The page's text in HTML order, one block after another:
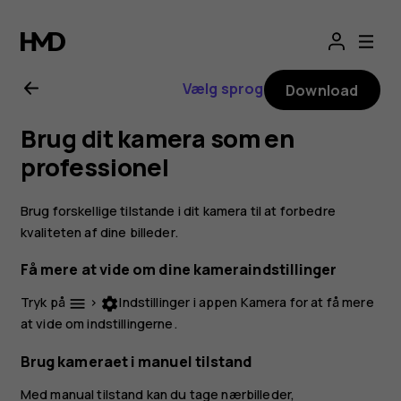
Brugervejledning
til
Nokia
2.1
Vælg sprog Download
Brug dit kamera som en
professionel
Brug forskellige tilstande i dit kamera til at forbedre
kvaliteten af dine billeder.
Få mere at vide om dine kameraindstillinger
Tryk på menu > settingsIndstillinger i appen Kamera for at få mere
at vide om indstillingerne.
Brug kameraet i manuel tilstand
Med manual tilstand kan du tage nærbilleder,